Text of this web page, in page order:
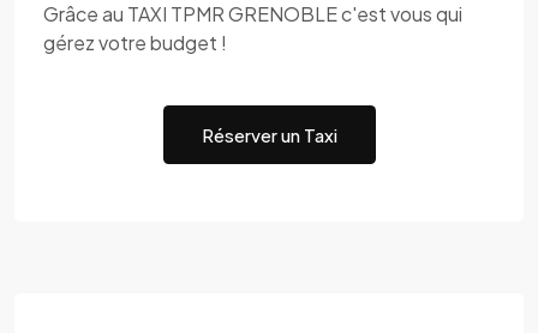
Grâce au TAXI TPMR GRENOBLE c'est vous qui
gérez votre budget !
Réserver un Taxi